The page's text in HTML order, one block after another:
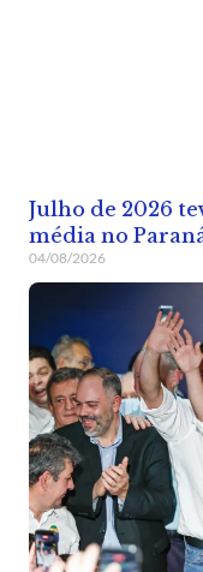
Julho de 2026
média no
04/08/2026